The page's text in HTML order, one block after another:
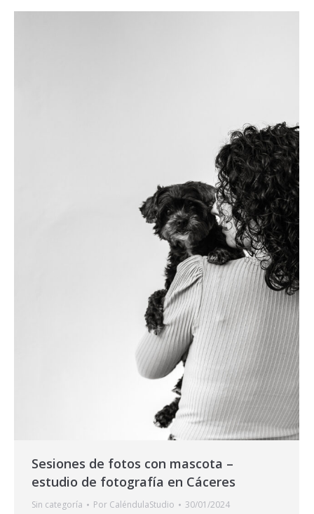
Sesiones de fotos con mascota –
estudio de fotografía en Cáceres
Sin categoría Por CaléndulaStudio 30/01/2024